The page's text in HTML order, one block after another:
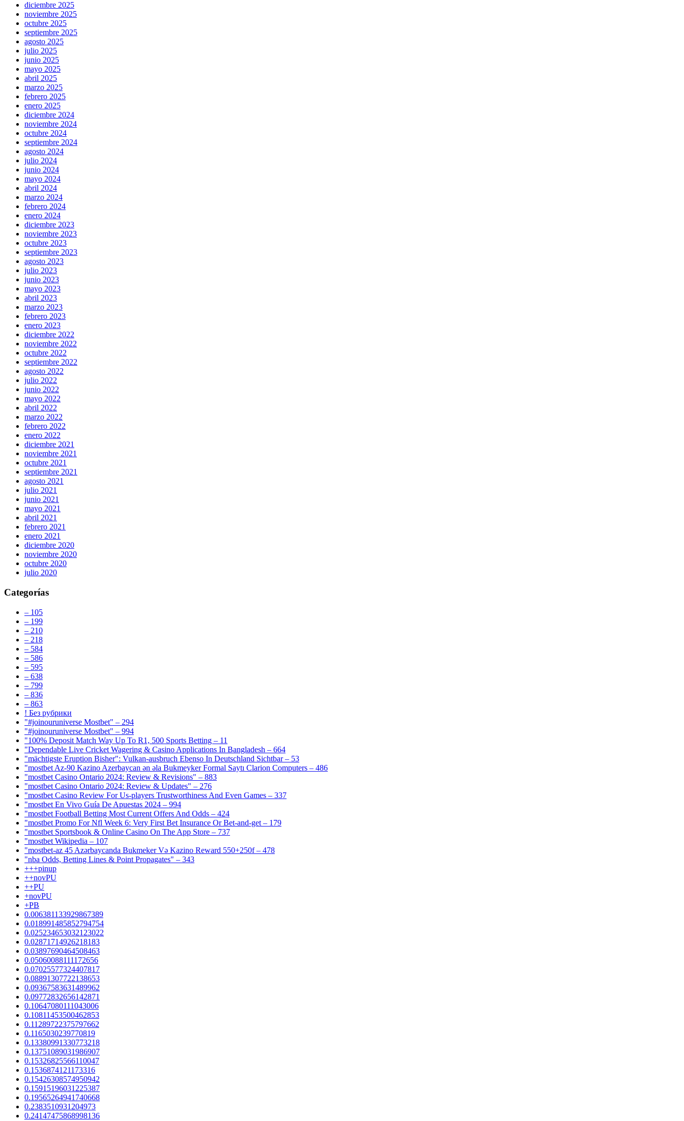
diciembre 2025
noviembre 2025
octubre 2025
septiembre 2025
agosto 2025
julio 2025
junio 2025
mayo 2025
abril 2025
marzo 2025
febrero 2025
enero 2025
diciembre 2024
noviembre 2024
octubre 2024
septiembre 2024
agosto 2024
julio 2024
junio 2024
mayo 2024
abril 2024
marzo 2024
febrero 2024
enero 2024
diciembre 2023
noviembre 2023
octubre 2023
septiembre 2023
agosto 2023
julio 2023
junio 2023
mayo 2023
abril 2023
marzo 2023
febrero 2023
enero 2023
diciembre 2022
noviembre 2022
octubre 2022
septiembre 2022
agosto 2022
julio 2022
junio 2022
mayo 2022
abril 2022
marzo 2022
febrero 2022
enero 2022
diciembre 2021
noviembre 2021
octubre 2021
septiembre 2021
agosto 2021
julio 2021
junio 2021
mayo 2021
abril 2021
febrero 2021
enero 2021
diciembre 2020
noviembre 2020
octubre 2020
julio 2020
Categorías
– 105
– 199
– 210
– 218
– 584
– 586
– 595
– 638
– 799
– 836
– 863
! Без рубрики
"#joinouruniverse Mostbet" – 294
"#joinouruniverse Mostbet" – 994
"100% Deposit Match Way Up To R1, 500 Sports Betting – 11
"Dependable Live Cricket Wagering & Casino Applications In Bangladesh – 664
"mächtigste Eruption Bisher": Vulkan-ausbruch Ebenso In Deutschland Sichtbar – 53
"mostbet Az-90 Kazino Azerbaycan ən əla Bukmeyker Formal Saytı Clarion Computers – 486
"mostbet Casino Ontario 2024: Review & Revisions" – 883
"mostbet Casino Ontario 2024: Review & Updates" – 276
"mostbet Casino Review For Us-players Trustworthiness And Even Games – 337
"mostbet En Vivo Guía De Apuestas 2024 – 994
"mostbet Football Betting Most Current Offers And Odds – 424
"mostbet Promo For Nfl Week 6: Very First Bet Insurance Or Bet-and-get – 179
"‎mostbet Sportsbook & Online Casino On The App Store – 737
"mostbet Wikipedia – 107
"mostbet-az 45 Azərbaycanda Bukmeker Və Kazino Reward 550+250f – 478
"nba Odds, Betting Lines & Point Propagates" – 343
+++pinup
++novPU
++PU
+novPU
+PB
0.006381133929867389
0.018991485852794754
0.025234653032123022
0.02871714926218183
0.03897690464508463
0.05060088111172656
0.07025577324407817
0.08891307722138653
0.09367583631489962
0.09772832656142871
0.10647080111043006
0.10811453500462853
0.11289722375797662
0.1165030239770819
0.13380991330773218
0.13751089031986907
0.15326825566110047
0.1536874121173316
0.15426308574950942
0.15915196031225387
0.19565264941740668
0.2383510931204973
0.24147475868998136